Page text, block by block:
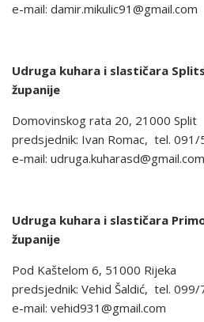
e-mail: damir.mikulic91@gmail.com
Udruga kuhara i slastičara
županije
Domovinskog rata 20, 21000 Split
predsjednik: Ivan Romac, tel.
e-mail: udruga.kuharasd@gmail.com
Udruga kuhara i slastičara
županije
Pod Kaštelom 6, 51000 Rijeka
predsjednik: Vehid Šaldić, tel.
e-mail: vehid931@gmail.com